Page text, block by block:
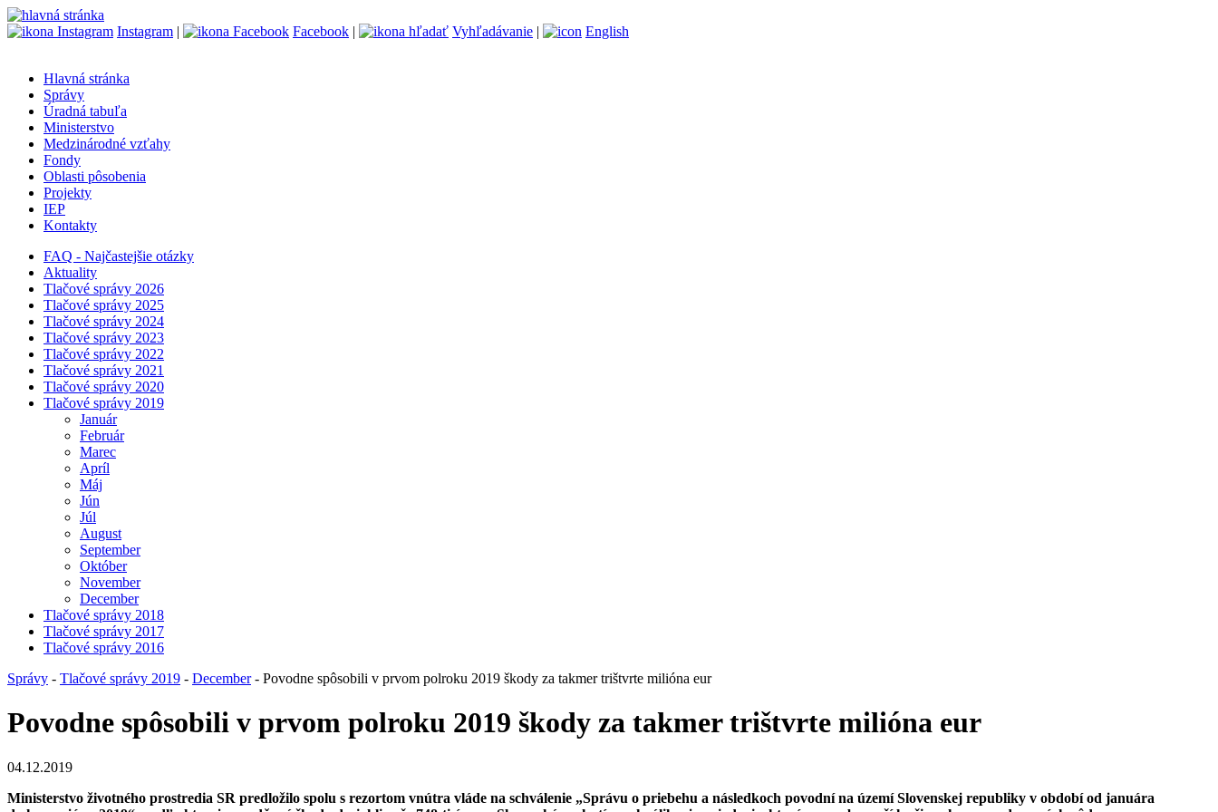
Instagram | Facebook | Vyhľadávanie | English
Hlavná stránka
Správy
Úradná tabuľa
Ministerstvo
Medzinárodné vzťahy
Fondy
Oblasti pôsobenia
Projekty
IEP
Kontakty
FAQ - Najčastejšie otázky
Aktuality
Tlačové správy 2026
Tlačové správy 2025
Tlačové správy 2024
Tlačové správy 2023
Tlačové správy 2022
Tlačové správy 2021
Tlačové správy 2020
Tlačové správy 2019
Január
Február
Marec
Apríl
Máj
Jún
Júl
August
September
Október
November
December
Tlačové správy 2018
Tlačové správy 2017
Tlačové správy 2016
Správy - Tlačové správy 2019 - December- Povodne spôsobili v prvom polroku 2019 škody za takmer trištvrte milióna eur
Povodne spôsobili v prvom polroku 2019 škody za takmer trištvrte milióna eur
04.12.2019
Ministerstvo životného prostredia SR predložilo spolu s rezortom vnútra vláde na schválenie „Správu o priebehu a následkoch povodní na území Slovenskej republiky v období od januára